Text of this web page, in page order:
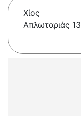
Χίος
Απλωταριάς 13